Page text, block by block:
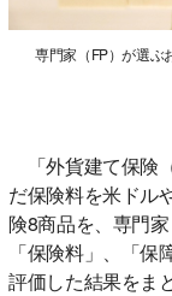
専門家（FP）が選ぶ
「外貨建て保険
だ保険料を米ドル
険8商品を、専門
「保険料」、「
評価した結果をま